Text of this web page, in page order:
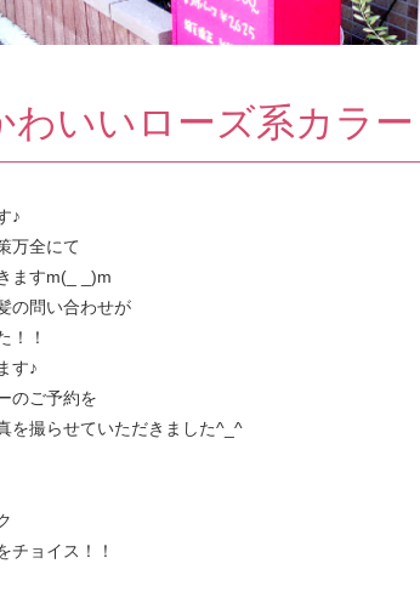
わいいローズ系カラ
♪
万全にて
ますm(_ _)m
の問い合わせが
！！
す♪
のご予約を
を撮らせていただきました^_^
チョイス！！